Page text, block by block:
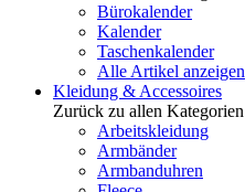
Bürokalender
Kalender
Taschenkalender
Alle Artikel anzeigen
Kleidung & Accessoires
Zurück zu allen Kategorien
Arbeitskleidung
Armbänder
Armbanduhren